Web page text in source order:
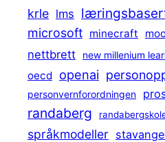
krle lms
microsoft minecraft
nettbrett new millenium
oecd openai
personvernforordningen
randaberg
språkmodeller